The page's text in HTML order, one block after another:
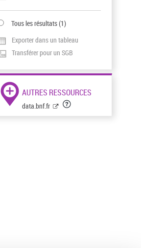
Tous les résultats(1)
Exporter dans un tableau
Transférer pour un SGB
AUTRES RESSOURCES
data.bnf.fr